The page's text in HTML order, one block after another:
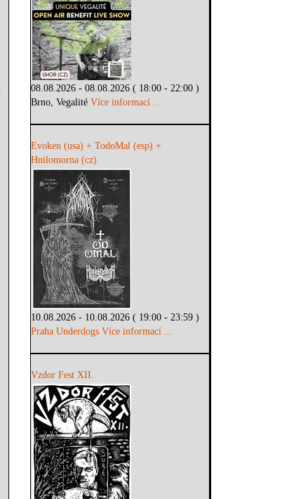
08.08.2026 - 08.08.2026 ( 18:00 - 22:00 )
Brno, VegalitéVíce informací ...
Evoken (usa) + TodoMal (esp) +
Hnilomorna (cz)
10.08.2026 - 10.08.2026 ( 19:00 - 23:59 )
Praha Underdogs Více informací ...
Vzdor Fest XII.